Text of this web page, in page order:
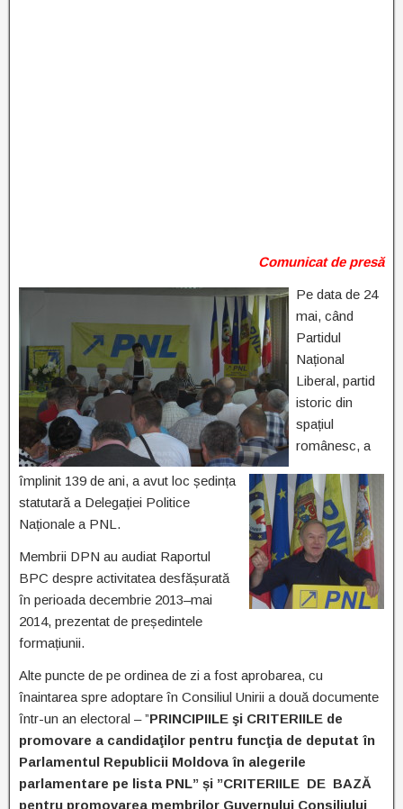
Comunicat de presă
Pe data de 24
mai, când
Partidul
Național
Liberal, partid
istoric din
spațiul
românesc, a
împlinit 139 de ani, a avut loc ședința
statutară a Delegației Politice
Naționale a PNL.
Membrii DPN au audiat Raportul
BPC despre activitatea desfășurată
în perioada decembrie 2013–mai
2014, prezentat de președintele
formațiunii.
Alte puncte de pe ordinea de zi a fost aprobarea, cu
înaintarea spre adoptare în Consiliul Unirii a două documente
într-un an electoral – ”PRINCIPIILE şi CRITERIILE de
promovare a candidaţilor pentru funcţia de deputat în
Parlamentul Republicii Moldova în alegerile
parlamentare pe lista PNL” și ”CRITERIILE DE BAZĂ
pentru promovarea membrilor Guvernului Consiliului